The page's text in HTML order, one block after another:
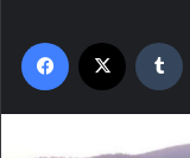
Facebook